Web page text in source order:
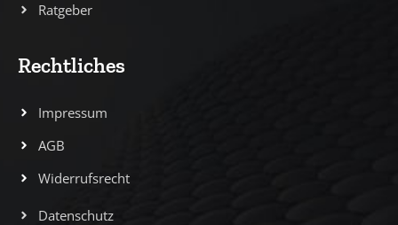
Ratgeber
Rechtliches
Impressum
AGB
Widerrufsrecht
Datenschutz